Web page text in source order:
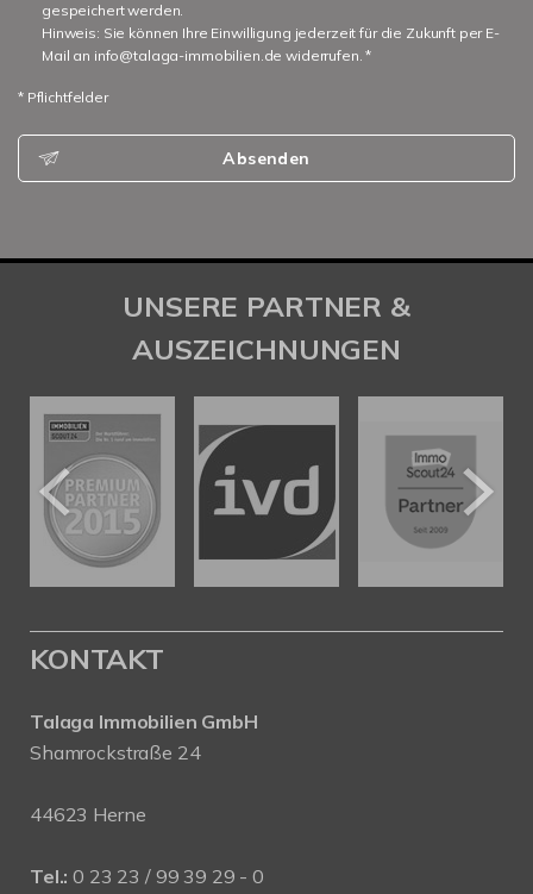
gespeichert werden.
Hinweis: Sie können Ihre Einwilligung jederzeit für die Zukunft per E-
Mail an info@talaga-immobilien.de widerrufen. *
* Pflichtfelder
Absenden
UNSERE PARTNER &
AUSZEICHNUNGEN
KONTAKT
Talaga Immobilien GmbH
Shamrockstraße 24
44623 Herne
Tel.: 0 23 23 / 99 39 29 - 0